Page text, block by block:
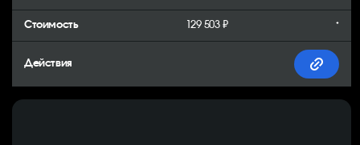
129 503 ₽ *